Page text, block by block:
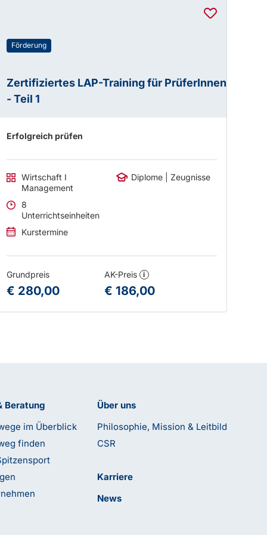
Förderung
Zertifiziertes LAP-Training für PrüferInnen
- Teil 1
Erfolgreich prüfen
Wirtschaft I
Management
8
Unterrichtseinheiten
Kurstermine
Diplome | Zeugnisse
Grundpreis
€ 280,00
AK-Preis i
€ 186,00
Über uns
Philosophie, Mission & Leitbild
CSR
Karriere
News
Beratung
im Überblick
finden